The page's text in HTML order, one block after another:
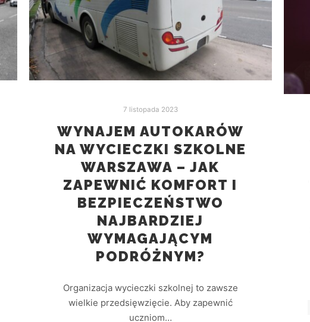
7 listopada 2023
WYNAJEM AUTOKARÓW
NA WYCIECZKI SZKOLNE
WARSZAWA – JAK
ZAPEWNIĆ KOMFORT I
BEZPIECZEŃSTWO
NAJBARDZIEJ
WYMAGAJĄCYM
PODRÓŻNYM?
Organizacja wycieczki szkolnej to zawsze
wielkie przedsięwzięcie. Aby zapewnić
uczniom…